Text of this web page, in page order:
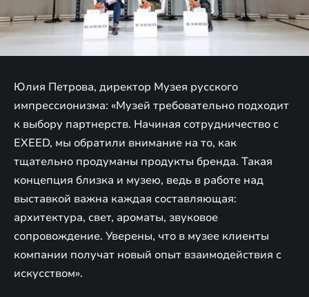
Юлия Петрова, директор Музея русского
импрессионизма: «Музей требовательно подходит
к выбору партнерств. Начиная сотрудничество с
EXEED, мы обратили внимание на то, как
тщательно продуманы продукты бренда. Такая
концепция близка и музею, ведь в работе над
выставкой важна каждая составляющая:
архитектура, свет, ароматы, звуковое
сопровождение. Уверены, что в музее клиенты
компании получат новый опыт взаимодействия с
искусством».